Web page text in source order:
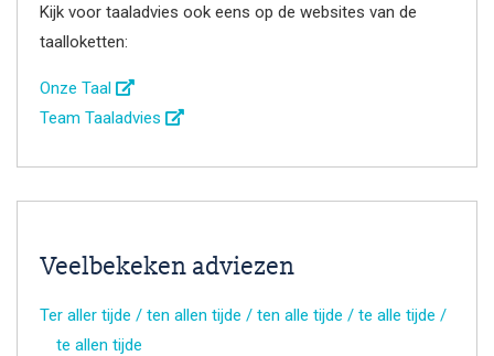
Kijk voor taaladvies ook eens op de websites van de
taalloketten:
Onze Taal
Team Taaladvies
Veelbekeken adviezen
Ter aller tijde / ten allen tijde / ten alle tijde / te alle tijde /
te allen tijde